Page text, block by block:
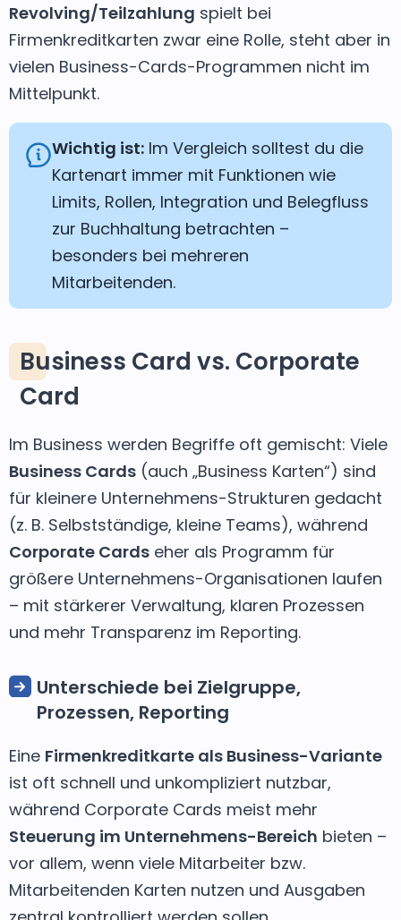
Revolving/Teilzahlung spielt bei
Firmenkreditkarten zwar eine Rolle, steht aber in
vielen Business-Cards-Programmen nicht im
Mittelpunkt.
Wichtig ist: Im Vergleich solltest du die
Kartenart immer mit Funktionen wie
Limits, Rollen, Integration und Belegfluss
zur Buchhaltung betrachten –
besonders bei mehreren
Mitarbeitenden.
Business Card vs. Corporate
Card
Im Business werden Begriffe oft gemischt: Viele
Business Cards (auch „Business Karten“) sind
für kleinere Unternehmens-Strukturen gedacht
(z. B. Selbstständige, kleine Teams), während
Corporate Cards eher als Programm für
größere Unternehmens-Organisationen laufen
– mit stärkerer Verwaltung, klaren Prozessen
und mehr Transparenz im Reporting.
Unterschiede bei Zielgruppe,
Prozessen, Reporting
Eine Firmenkreditkarte als Business-Variante
ist oft schnell und unkompliziert nutzbar,
während Corporate Cards meist mehr
Steuerung im Unternehmens-Bereich bieten –
vor allem, wenn viele Mitarbeiter bzw.
Mitarbeitenden Karten nutzen und Ausgaben